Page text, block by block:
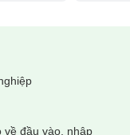
về đầu vào, nhập